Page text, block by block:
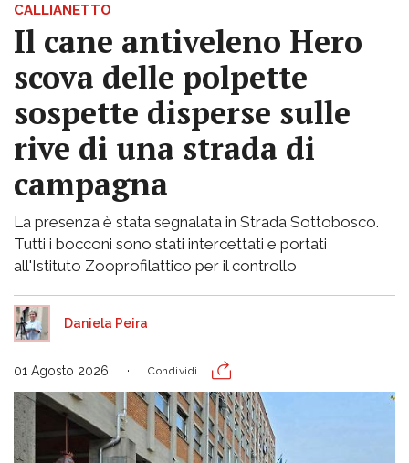
CALLIANETTO
Il cane antiveleno Hero
scova delle polpette
sospette disperse sulle
rive di una strada di
campagna
La presenza è stata segnalata in Strada Sottobosco.
Tutti i bocconi sono stati intercettati e portati
all'Istituto Zooprofilattico per il controllo
Daniela Peira
01 Agosto 2026 Condividi